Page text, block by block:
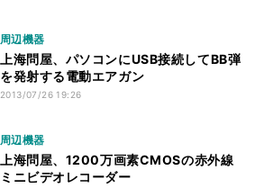
周辺機器
上海問屋、パソコンにUSB接続してBB弾
を発射する電動エアガン
2013/07/26 19:26
周辺機器
上海問屋、1200万画素CMOSの赤外線
ミニビデオレコーダー